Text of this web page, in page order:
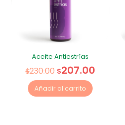
Aceite Antiestrías
$230.00 $207.00
Añadir al carrito